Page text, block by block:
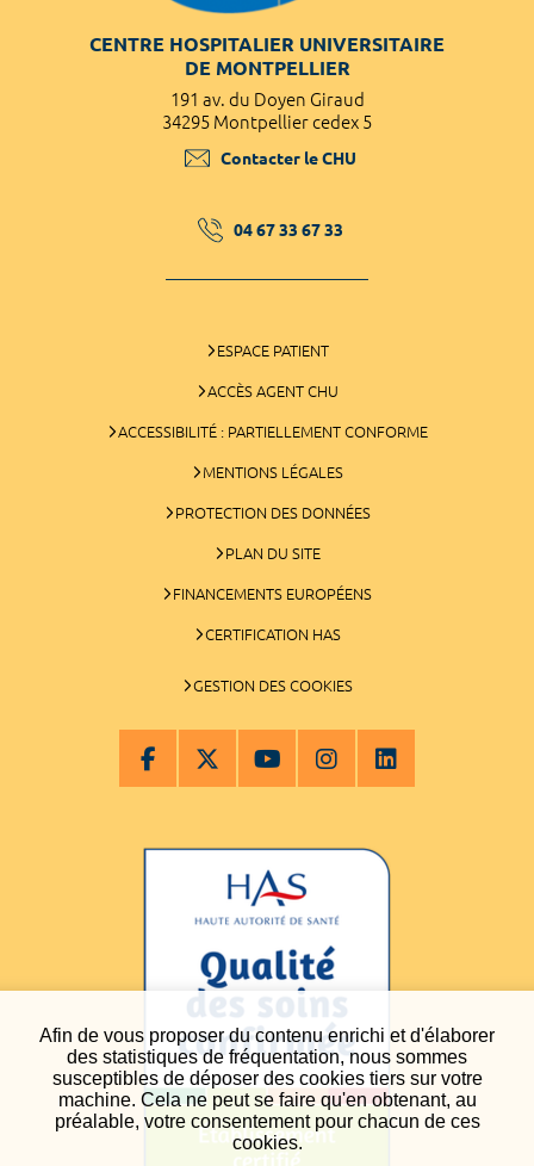
Afin de vous proposer du contenu enrichi et d'élaborer
des statistiques de fréquentation, nous sommes
susceptibles de déposer des cookies tiers sur votre
machine. Cela ne peut se faire qu'en obtenant, au
préalable, votre consentement pour chacun de ces
cookies.
CENTRE HOSPITALIER UNIVERSITAIRE
DE MONTPELLIER
191 av. du Doyen Giraud
34295 Montpellier cedex 5
Contacter le CHU
04 67 33 67 33
ESPACE PATIENT
ACCÈS AGENT CHU
ACCESSIBILITÉ : PARTIELLEMENT CONFORME
MENTIONS LÉGALES
PROTECTION DES DONNÉES
PLAN DU SITE
FINANCEMENTS EUROPÉENS
CERTIFICATION HAS
GESTION DES COOKIES